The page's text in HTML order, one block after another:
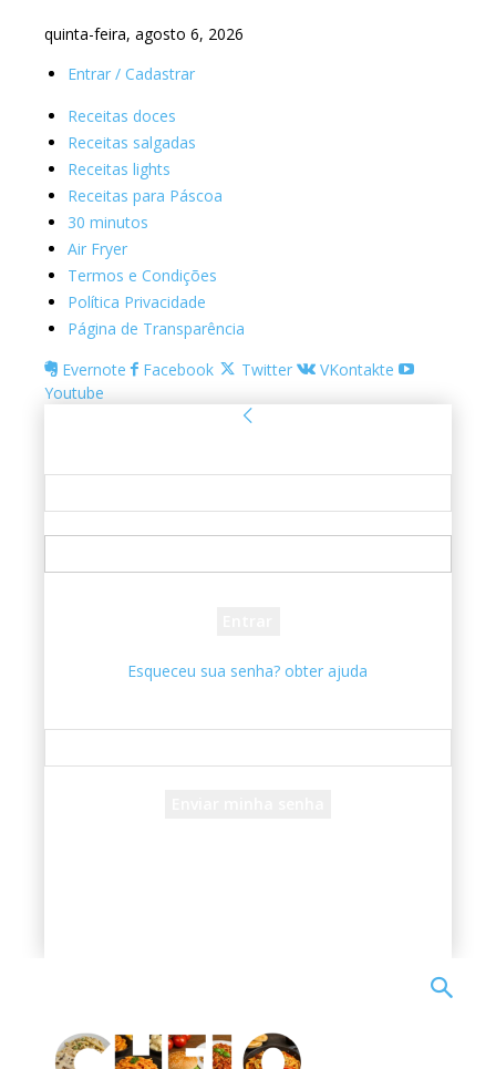
quinta-feira, agosto 6, 2026
Entrar / Cadastrar
Receitas doces
Receitas salgadas
Receitas lights
Receitas para Páscoa
30 minutos
Air Fryer
Termos e Condições
Política Privacidade
Página de Transparência
Evernote
Facebook Twitter
VKontakte
Youtube
Esqueceu sua senha? obter ajuda